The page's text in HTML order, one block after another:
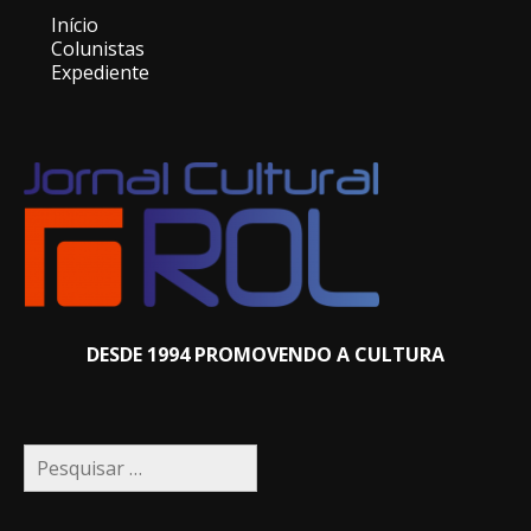
Início
Colunistas
Expediente
DESDE 1994 PROMOVENDO A CULTURA
Pesquisar
por: